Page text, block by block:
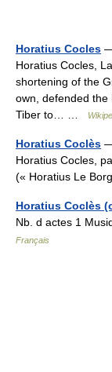
Horatius Cocles
Horatius Cocles,
shortening of the
own, defended the
Tiber to… …
Horatius Coclès
Horatius Cocles,
(« Horatius Le
Horatius Coclès
Nb. d actes 1
Français